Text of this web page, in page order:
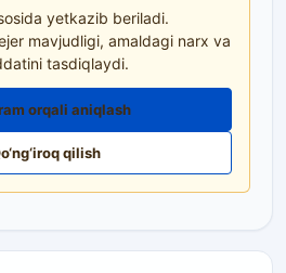
yetkazib beriladi.
mavjudligi, amaldagi narx va
tasdiqlaydi.
orqali aniqlash
qilish